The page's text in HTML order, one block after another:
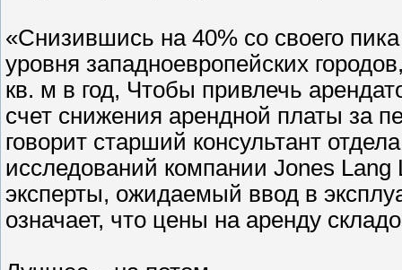
«Снизившись на 40% со своего пика
уровня западноевропейских
кв. м в год, Чтобы привлечь
счет снижения арендной платы за
говорит старший консультант
исследований компании Jones
эксперты, ожидаемый ввод в
означает, что цены на аренду